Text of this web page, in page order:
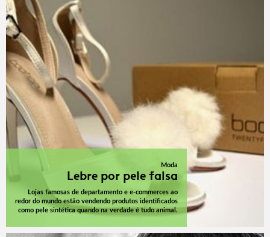
Moda
Lebre por pele falsa
Lojas famosas de departamento e e-commerces ao
redor do mundo estão vendendo produtos identificados
como pele sintética quando na verdade é tudo animal.